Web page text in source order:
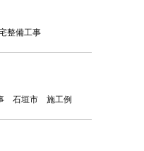
整備工事
石垣市 施工例